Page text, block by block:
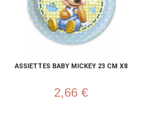
ASSIETTES BABY MICKEY 23 CM X8
2,66 €